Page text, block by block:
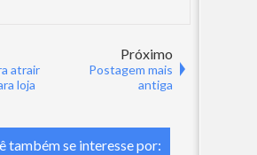
atrair
loja
Próximo
Postagem mais
antiga
também se interesse por: